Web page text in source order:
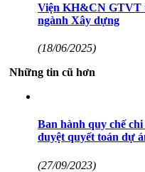
Viện KH&CN GTVT
ngành Xây dựng
(18/06/2025)
Những tin cũ hơn
Ban hành quy chế
duyệt quyết toán dự
(27/09/2023)